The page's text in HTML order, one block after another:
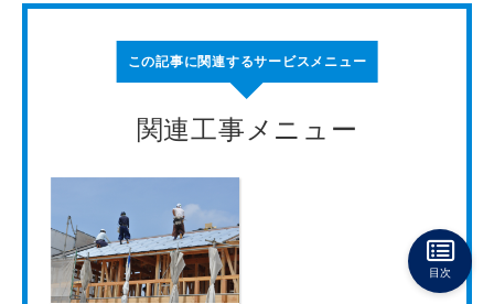
この記事に関連するサービスメニュー
関連工事メニュー
目次